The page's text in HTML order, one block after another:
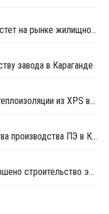
Использование полистиролбетона растет на рынке жилищного строительства Казахстана
завода в Караганде
Технониколь открыла производство теплоизоляции из XPS в Казахстане
Borealis отменила планы строительства производства ПЭ в Казахстане
На площадке Атырауского ГХК завершено строительство электростанции